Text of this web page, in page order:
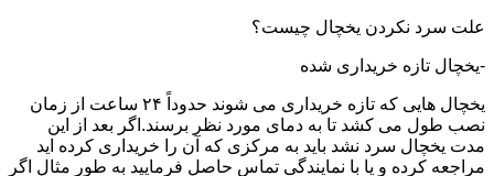
علت سرد نکردن یخچال چیست؟
-یخچال تازه خریداری شده
یخچال هایی که تازه خریداری می شوند حدوداً ۲۴ ساعت از زمان
نصب طول می کشد تا به دمای مورد نظر برسند.اگر بعد از این
مدت یخچال سرد نشد باید به مرکزی که آن را خریداری کرده اید
مراجعه کرده و یا با نمایندگی تماس حاصل فرمایید به طور مثال اگر